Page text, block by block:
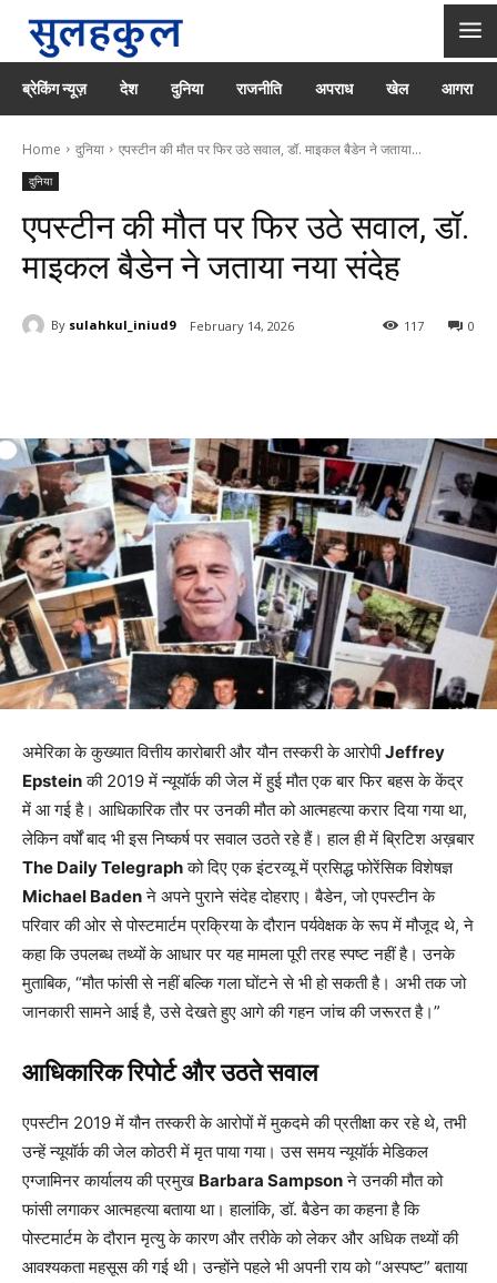
ब्रेकिंग न्यूज़ देश दुनिया राजनीति अपराध खेल आगरा
Home दुनिया एपस्टीन की मौत पर फिर उठे सवाल, डॉ. माइकल बैडेन ने जताया...
दुनिया
एपस्टीन की मौत पर फिर उठे सवाल, डॉ.
माइकल बैडेन ने जताया नया संदेह
By sulahkul_iniud9 February 14, 2026 0
117
अमेरिका के कुख्यात वित्तीय कारोबारी और यौन तस्करी के आरोपीJeffrey
Epsteinकी 2019 में न्यूयॉर्क की जेल में हुई मौत एक बार फिर बहस के केंद्र
में आ गई है। आधिकारिक तौर पर उनकी मौत को आत्महत्या करार दिया गया था,
लेकिन वर्षों बाद भी इस निष्कर्ष पर सवाल उठते रहे हैं। हाल ही में ब्रिटिश अख़बार
The Daily Telegraphको दिए एक इंटरव्यू में प्रसिद्ध फोरेंसिक विशेषज्ञ
Michael Badenने अपने पुराने संदेह दोहराए। बैडेन, जो एपस्टीन के
परिवार की ओर से पोस्टमार्टम प्रक्रिया के दौरान पर्यवेक्षक के रूप में मौजूद थे, ने
कहा कि उपलब्ध तथ्यों के आधार पर यह मामला पूरी तरह स्पष्ट नहीं है। उनके
मुताबिक, “मौत फांसी से नहीं बल्कि गला घोंटने से भी हो सकती है। अभी तक जो
जानकारी सामने आई है, उसे देखते हुए आगे की गहन जांच की जरूरत है।”
आधिकारिक रिपोर्ट और उठते सवाल
एपस्टीन 2019 में यौन तस्करी के आरोपों में मुकदमे की प्रतीक्षा कर रहे थे, तभी
उन्हें न्यूयॉर्क की जेल कोठरी में मृत पाया गया। उस समय न्यूयॉर्क मेडिकल
एग्जामिनर कार्यालय की प्रमुख Barbara Sampsonने उनकी मौत को
फांसी लगाकर आत्महत्या बताया था। हालांकि, डॉ. बैडेन का कहना है कि
पोस्टमार्टम के दौरान मृत्यु के कारण और तरीके को लेकर और अधिक तथ्यों की
आवश्यकता महसूस की गई थी। उन्होंने पहले भी अपनी राय को “अस्पष्ट” बताया